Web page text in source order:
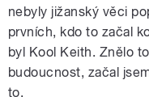
nebyly jižanský věci
prvních, kdo to začal
byl Kool Keith. Znělo
budoucnost, začal
to.